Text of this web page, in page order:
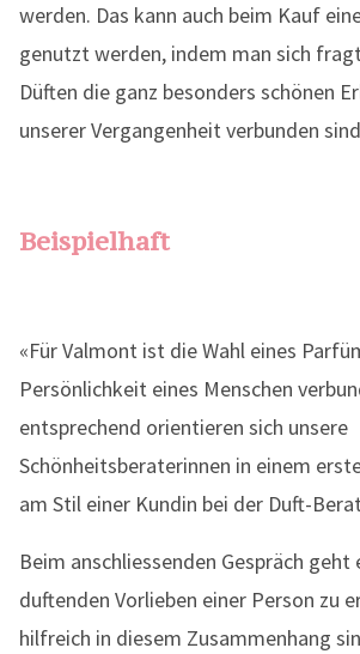
werden. Das kann auch beim Kauf
genutzt werden, indem man sich
Düften die ganz besonders schönen
unserer Vergangenheit verbunden
Beispielhaft
«Für Valmont ist die Wahl eines
Persönlichkeit eines Menschen
entsprechend orientieren sich unsere
Schönheitsberaterinnen in einem
am Stil einer Kundin bei der Duft-
Beim anschliessenden Gespräch geht
duftenden Vorlieben einer Person zu
hilfreich in diesem Zusammenhang